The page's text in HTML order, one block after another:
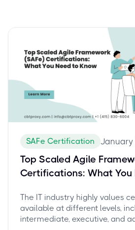
SAFe Certification January
Top Scaled Agile
Certifications: What You
The IT industry highly values
available at different levels,
intermediate, executive, and